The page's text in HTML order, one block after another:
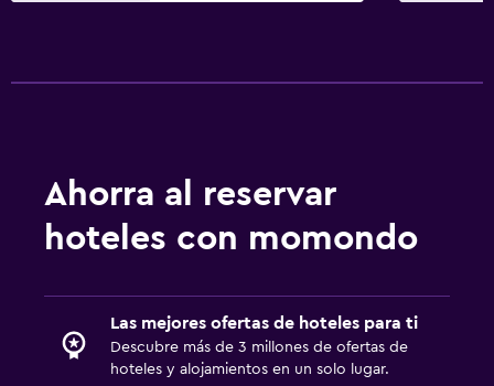
Ahorra al reservar
hoteles con momondo
Las mejores ofertas de hoteles para ti
Descubre más de 3 millones de ofertas de
hoteles y alojamientos en un solo lugar.